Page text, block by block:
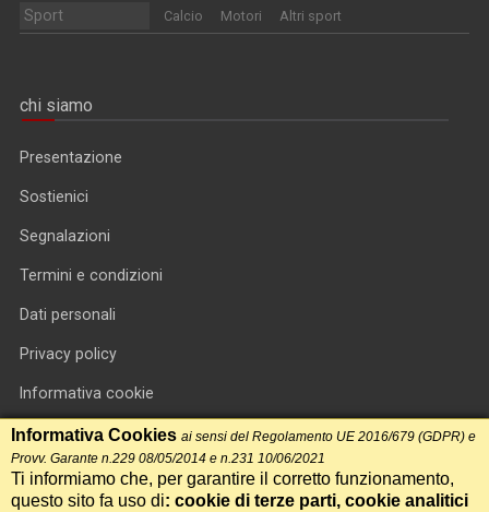
Sport Calcio Motori Altri sport
chi siamo
Presentazione
Sostienici
Segnalazioni
Termini e condizioni
Dati personali
Privacy policy
Informativa cookie
RSS feed
RSS Top News
Informativa Cookies ai sensi del Regolamento UE 2016/679 (GDPR) e
Provv. Garante n.229 08/05/2014 e n.231 10/06/2021
Ti informiamo che, per garantire il corretto funzionamento,
questo sito fa uso di: cookie di terze parti, cookie analitici